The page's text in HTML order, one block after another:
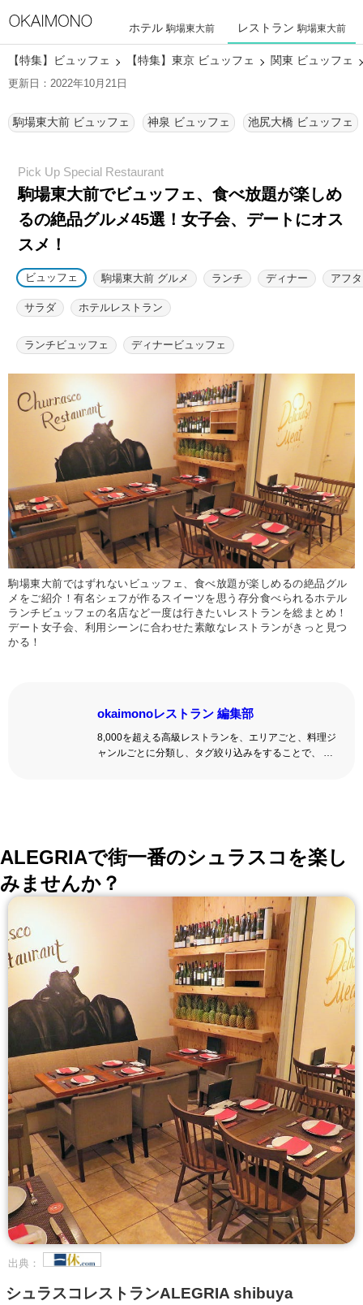
ホテル 駒場東大前 レストラン 駒場東大前
【特集】ビュッフェ 【特集】東京 ビュッフェ 関東 ビュッフェ
更新日：2022年10月21日
駒場東大前 ビュッフェ 神泉 ビュッフェ 池尻大橋 ビュッフェ
駒場東大前でビュッフェ、食べ放題が楽しめ
るの絶品グルメ45選！女子会、デートにオス
スメ！
ビュッフェ 駒場東大前 グルメ ランチ ディナー アフ
サラダ ホテルレストラン
ランチビュッフェ ディナービュッフェ
駒場東大前ではずれないビュッフェ、食べ放題が楽しめるの絶品グル
メをご紹介！有名シェフが作るスイーツを思う存分食べられるホテル
ランチビュッフェの名店など一度は行きたいレストランを総まとめ！
デート女子会、利用シーンに合わせた素敵なレストランがきっと見つ
かる！
okaimonoレストラン 編集部
8,000を超える高級レストランを、エリアごと、料理ジ
ャンルごとに分類し、タグ絞り込みをすることで、 い
ALEGRIAで街一番のシュラスコを楽し
みませんか？
出典：
シュラスコレストランALEGRIA shibuya